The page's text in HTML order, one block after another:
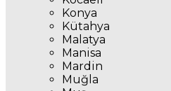
Konya
Kütahya
Malatya
Manisa
Mardin
Muğla